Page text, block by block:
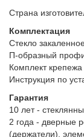
Страна
Комплектация
Стекло
П-образный
Комплект
Инструкция по
Гарантия
10 лет -
2 года - дверные
(держатели),